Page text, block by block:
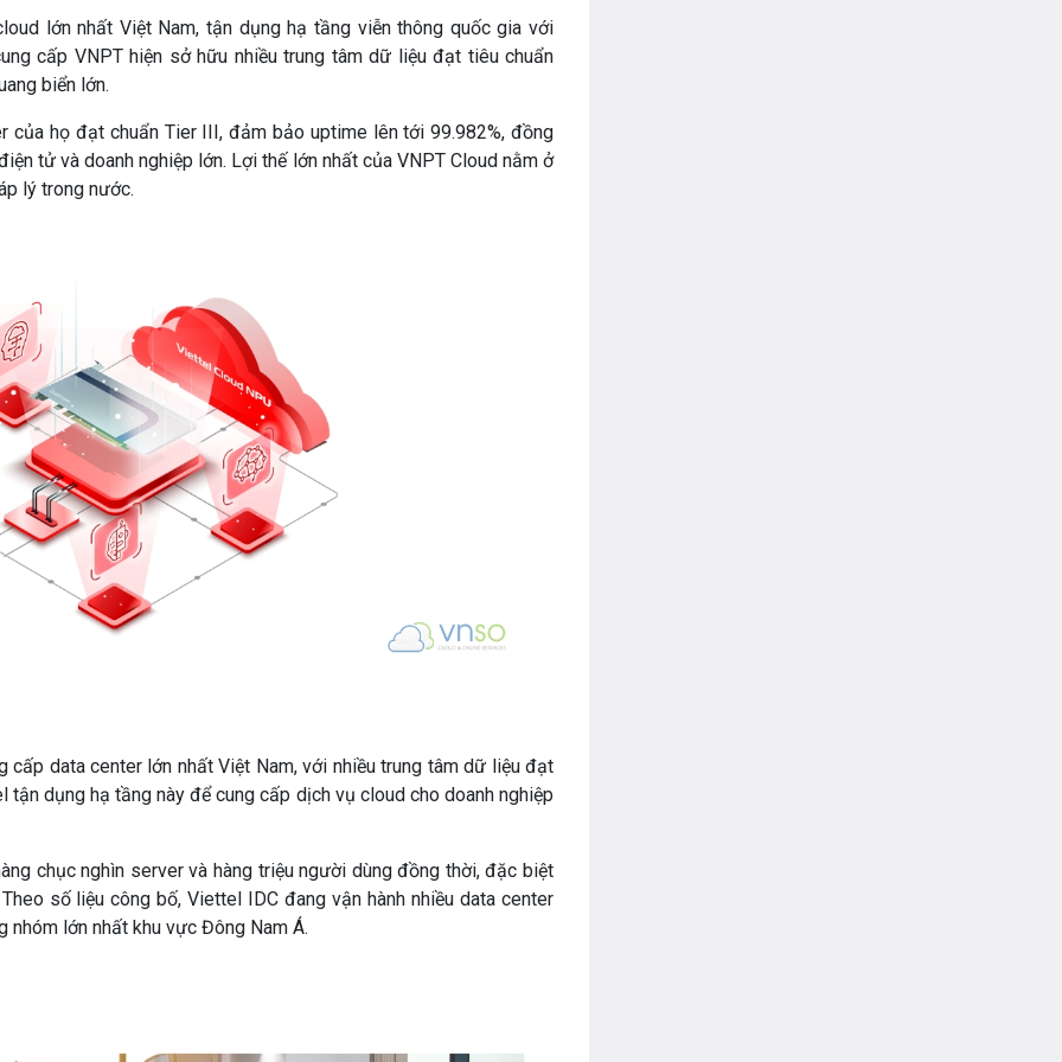
lớn nhất Việt Nam, tận dụng hạ tầng viễn thông quốc gia với
cấp VNPT hiện sở hữu nhiều trung tâm dữ liệu đạt tiêu chuẩn
biển lớn.
của họ đạt chuẩn Tier III, đảm bảo uptime lên tới 99.982%, đồng
tử và doanh nghiệp lớn. Lợi thế lớn nhất của VNPT Cloud nằm ở
lý trong nước.
cấp data center lớn nhất Việt Nam, với nhiều trung tâm dữ liệu đạt
tận dụng hạ tầng này để cung cấp dịch vụ cloud cho doanh nghiệp
chục nghìn server và hàng triệu người dùng đồng thời, đặc biệt
số liệu công bố, Viettel IDC đang vận hành nhiều data center
nhóm lớn nhất khu vực Đông Nam Á.